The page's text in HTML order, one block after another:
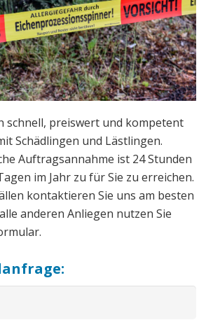
schnell, preiswert und kompetent
Schädlingen und Lästlingen.
Jahr zu für Sie zu erreichen.
kontaktieren Sie uns am besten
anderen Anliegen nutzen Sie